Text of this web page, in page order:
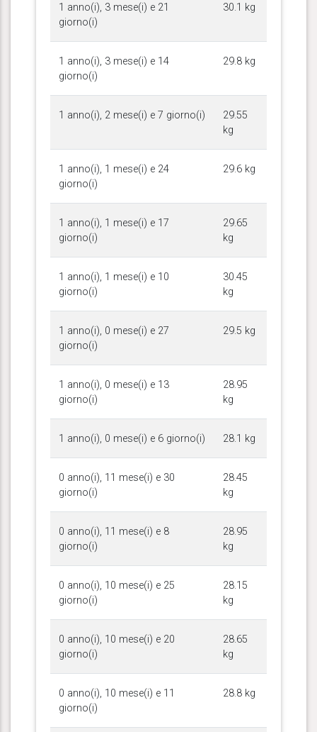
1 anno(i), 3 mese(i) e 21
giorno(i)
30.1 kg
1 anno(i), 3 mese(i) e 14
giorno(i)
29.8 kg
1 anno(i), 2 mese(i) e 7 giorno(i)
29.55
kg
1 anno(i), 1 mese(i) e 24
giorno(i)
29.6 kg
1 anno(i), 1 mese(i) e 17
giorno(i)
29.65
kg
1 anno(i), 1 mese(i) e 10
giorno(i)
30.45
kg
1 anno(i), 0 mese(i) e 27
giorno(i)
29.5 kg
1 anno(i), 0 mese(i) e 13
giorno(i)
28.95
kg
1 anno(i), 0 mese(i) e 6 giorno(i) 28.1 kg
0 anno(i), 11 mese(i) e 30
giorno(i)
28.45
kg
0 anno(i), 11 mese(i) e 8
giorno(i)
28.95
kg
0 anno(i), 10 mese(i) e 25
giorno(i)
28.15
kg
0 anno(i), 10 mese(i) e 20
giorno(i)
28.65
kg
0 anno(i), 10 mese(i) e 11
giorno(i)
28.8 kg